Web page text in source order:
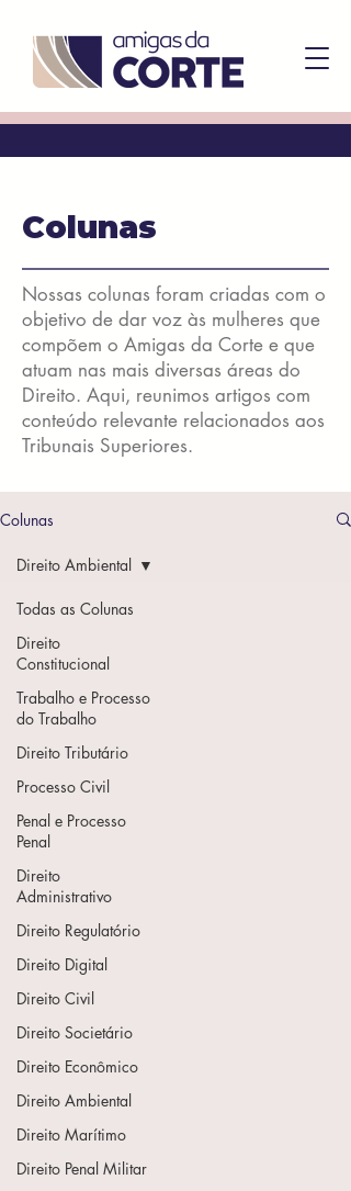
Colunas
Nossas colunas foram criadas com o
objetivo de dar voz às mulheres que
compõem o Amigas da Corte e que
atuam nas mais diversas áreas do
Direito. Aqui, reunimos artigos com
conteúdo relevante relacionados aos
Tribunais Superiores.
Colunas
Todas as Colunas
Direito
Constitucional
Trabalho e Processo
do Trabalho
Direito Tributário
Processo Civil
Penal e Processo
Penal
Direito
Administrativo
Direito Regulatório
Direito Digital
Direito Civil
Direito Societário
Direito Econômico
Direito Ambiental
Direito Marítimo
Direito Penal Militar
Direito Ambiental